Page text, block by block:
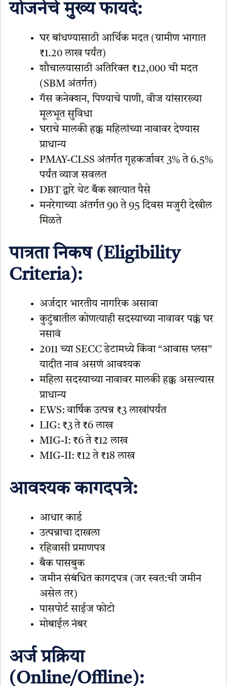
योजनेचे मुख्य फायदे:
घर बांधण्यासाठी आर्थिक मदत (ग्रामीण भागात
₹1.20 लाख पर्यंत)
शौचालयासाठी अतिरिक्त ₹12,000 ची मदत
(SBM अंतर्गत)
गॅस कनेक्शन, पिण्याचे पाणी, वीज यांसारख्या
मूलभूत सुविधा
घराचे मालकी हक्क महिलांच्या नावावर देण्यास
प्राधान्य
PMAY-CLSS अंतर्गत गृहकर्जावर 3% ते 6.5%
पर्यंत व्याज सवलत
DBT द्वारे थेट बँक खात्यात पैसे
मनरेगाच्या अंतर्गत 90 ते 95 दिवस मजुरी देखील
मिळते
पात्रता निकष (Eligibility
Criteria):
अर्जदार भारतीय नागरिक असावा
कुटुंबातील कोणत्याही सदस्याच्या नावावर पक्कं घर
नसावं
2011 च्या SECC डेटामध्ये किंवा “आवास प्लस”
यादीत नाव असणं आवश्यक
महिला सदस्याच्या नावावर मालकी हक्क असल्यास
प्राधान्य
EWS: वार्षिक उत्पन्न ₹3 लाखांपर्यंत
LIG: ₹3 ते ₹6 लाख
MIG-I: ₹6 ते ₹12 लाख
MIG-II: ₹12 ते ₹18 लाख
आवश्यक कागदपत्रे:
आधार कार्ड
उत्पन्नाचा दाखला
रहिवासी प्रमाणपत्र
बँक पासबुक
जमीन संबंधित कागदपत्र (जर स्वत:ची जमीन
असेल तर)
पासपोर्ट साईज फोटो
मोबाईल नंबर
अर्ज प्रक्रिया
(Online/Offline):